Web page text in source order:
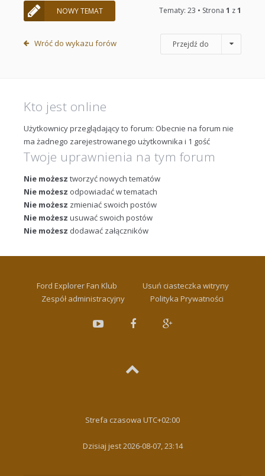
NOWY TEMAT Tematy: 23 • Strona 1 z1
Wróć do wykazu forów Przejdź do
Kto jest online
Użytkownicy przeglądający to forum: Obecnie na forum nie
ma żadnego zarejestrowanego użytkownika i 1 gość
Twoje uprawnienia na tym forum
Nie możesz tworzyć nowych tematów
Nie możesz odpowiadać w tematach
Nie możesz zmieniać swoich postów
Nie możesz usuwać swoich postów
Nie możesz dodawać załączników
Ford Explorer Fan Klub
Usuń ciasteczka witryny
Zespół administracyjny
Polityka Prywatności
Strefa czasowa UTC+02:00
Dzisiaj jest 2026-08-07, 23:14